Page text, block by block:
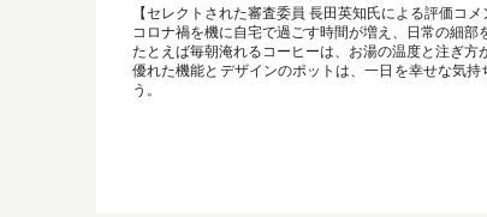
【セレクトされた審査委員 長田英知氏による評価コメ
コロナ禍を機に自宅で過ごす時間が増え、日常の細部
たとえば毎朝淹れるコーヒーは、お湯の温度と注ぎ方
優れた機能とデザインのポットは、一日を幸せな気
う。